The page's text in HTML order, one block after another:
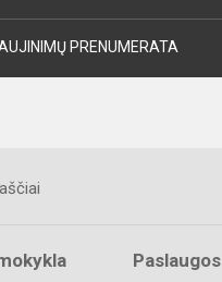
PRENUMERATA
Paslaugos